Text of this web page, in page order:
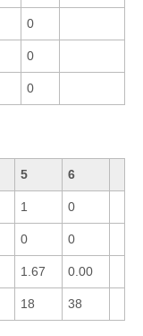
0
0
0
5 6
1 0
0 0
1.67 0.00
18 38